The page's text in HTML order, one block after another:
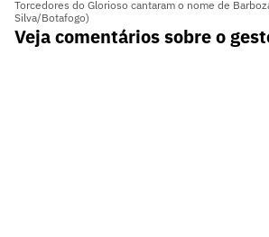
Torcedores do Glorioso cantaram o nome de
Silva/Botafogo)
Veja comentários sobre o